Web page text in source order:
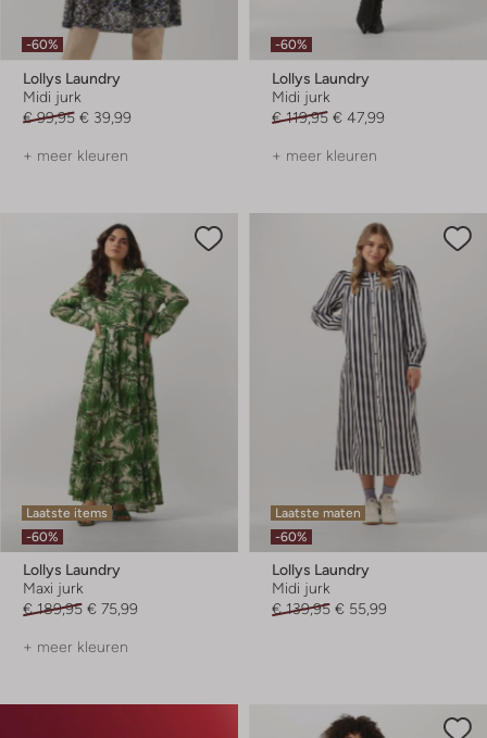
-60%
Lollys Laundry
Midi jurk
€ 99,95 € 39,99
+ meer kleuren
-60%
Lollys Laundry
Midi jurk
€ 119,95 € 47,99
+ meer kleuren
Laatste items
-60%
Lollys Laundry
Maxi jurk
€ 189,95 € 75,99
+ meer kleuren
Laatste maten
-60%
Lollys Laundry
Midi jurk
€ 139,95 € 55,99